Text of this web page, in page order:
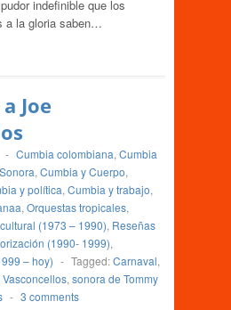
indefinible que los
a la gloria saben…
Joe
- Cumbia colombiana, Cumbia
, Cumbia y Cuerpo,
y política, Cumbia y trabajo,
, Orquestas tropicales,
(1973 – 1990), Reseñas
(1990- 1999),
– hoy) - Tagged:Carnaval,
Vasconcellos, sonora de Tommy
- 3 comments